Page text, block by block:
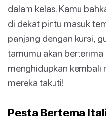
dalam kelas. Kamu
di dekat pintu masuk
panjang dengan kursi,
tamumu akan berterima
menghidupkan kembali
mereka takuti!
Pesta Bertema